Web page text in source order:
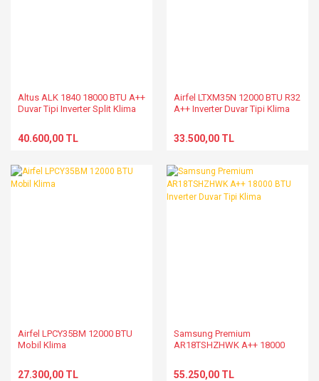
Altus ALK 1840 18000 BTU A++
Duvar Tipi Inverter Split Klima
40.600,00 TL
Airfel LTXM35N 12000 BTU R32
A++ Inverter Duvar Tipi Klima
33.500,00 TL
Airfel LPCY35BM 12000 BTU
Mobil Klima
27.300,00 TL
Samsung Premium
AR18TSHZHWK A++ 18000
55.250,00 TL